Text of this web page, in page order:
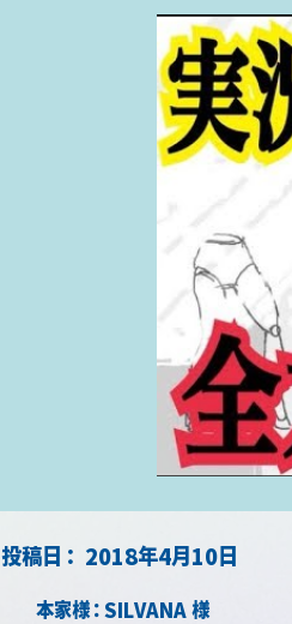
2018年4月10日
​投稿日：
本家様：SILVANA 様